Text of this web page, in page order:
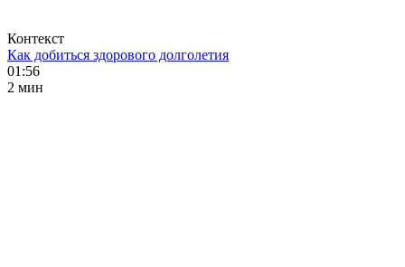
Контекст
Как добиться здорового долголетия
01:56
2 мин